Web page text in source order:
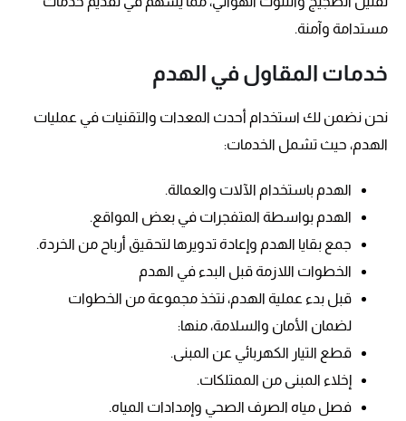
مستدامة وآمنة.
خدمات المقاول في الهدم
نحن نضمن لك استخدام أحدث المعدات والتقنيات في عمليات
الهدم، حيث تشمل الخدمات:
الهدم باستخدام الآلات والعمالة.
الهدم بواسطة المتفجرات في بعض المواقع.
جمع بقايا الهدم وإعادة تدويرها لتحقيق أرباح من الخردة.
الخطوات اللازمة قبل البدء في الهدم
قبل بدء عملية الهدم، نتخذ مجموعة من الخطوات
لضمان الأمان والسلامة، منها:
قطع التيار الكهربائي عن المبنى.
إخلاء المبنى من الممتلكات.
فصل مياه الصرف الصحي وإمدادات المياه.